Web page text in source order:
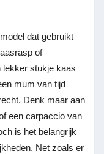
dat gebruikt
of
lekker stukje kaas
mum van tijd
Denk maar aan
een carpaccio van
is het belangrijk
Net zoals er